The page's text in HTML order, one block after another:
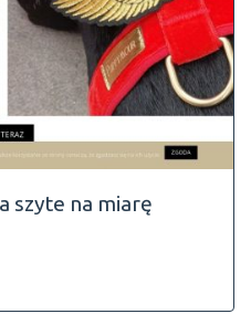
szyte na miarę